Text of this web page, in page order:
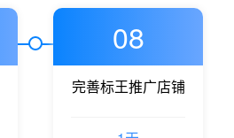
08
完善标王推广店铺